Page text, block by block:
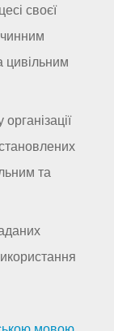
своєї
цивільним
та